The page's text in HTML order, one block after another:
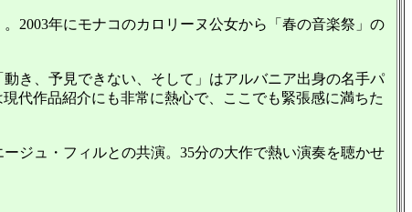
2003年にモナコのカロリーヌ公女から「春の音楽祭」の
き、予見できない、そして」はアルバニア出身の名手パ
代作品紹介にも非常に熱心で、ここでも緊張感に満ちた
ジュ・フィルとの共演。35分の大作で熱い演奏を聴かせ